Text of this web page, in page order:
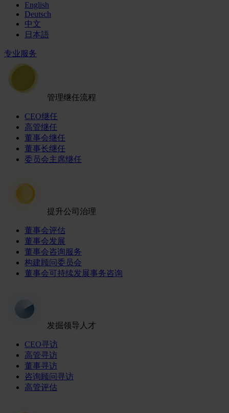
English
Deutsch
中文
日本語
专业服务
管理继任流程
CEO继任
高管继任
董事会继任
董事长继任
委员会主席继任
提升公司治理
董事会评估
董事会发展
董事会咨询服务
构建顾问委员会
董事会可持续发展事务咨询
发掘领导人才
CEO寻访
高管寻访
董事寻访
咨询顾问寻访
高管评估